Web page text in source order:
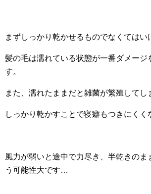
まずしっかり乾かせるものでなくてはい
髪の毛は濡れている状態が一番ダメージ
す。
また、濡れたままだと雑菌が繁殖してし
しっかり乾かすことで寝癖もつきにくく
風力が弱いと途中で力尽き、半乾きのま
う可能性大です…